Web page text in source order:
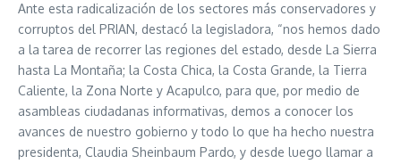
Ante esta radicalización de los sectores más conservadores y
corruptos del PRIAN, destacó la legisladora, “nos hemos dado
a la tarea de recorrer las regiones del estado, desde La Sierra
hasta La Montaña; la Costa Chica, la Costa Grande, la Tierra
Caliente, la Zona Norte y Acapulco, para que, por medio de
asambleas ciudadanas informativas, demos a conocer los
avances de nuestro gobierno y todo lo que ha hecho nuestra
presidenta, Claudia Sheinbaum Pardo, y desde luego llamar a